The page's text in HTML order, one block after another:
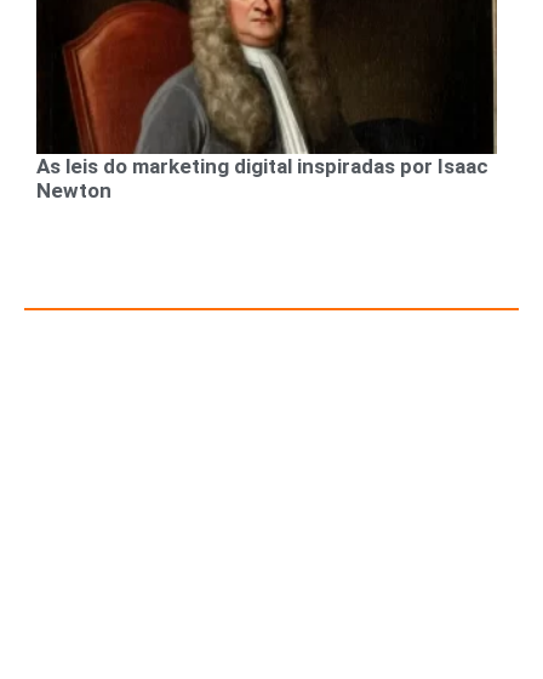
As leis do marketing digital inspiradas por Isaac
Newton